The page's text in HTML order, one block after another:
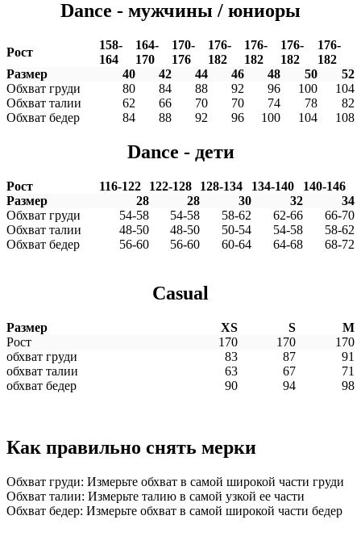
Dance - мужчины / юниоры
Рост
158-
164
164-
170
170-
176
176-
182
176-
182
176-
182
176-
182
Размер
40 42 44 46 48 50
52
Обхват груди
80 84 88 92 96 100
104
Обхват талии
62 66 70 70 74 78
82
Обхват бедер
84 88 92 96 100 104 108
Dance - дети
Рост 116-122 122-128 128-134 134-140
140-146
Размер
28 28 30 32
34
Обхват груди
54-58 54-58 58-62 62-66
66-70
Обхват талии
48-50 48-50 50-54 54-58
58-62
Обхват бедер
56-60 56-60 60-64 64-68 68-72
Casual
Размер XS S
M
Рост
170 170
170
обхват груди
83 87
91
обхват талии
63 67
71
обхват бедер
90 94 98
Как правильно снять мерки
Обхват груди: Измерьте обхват в самой широкой части груди
Обхват талии: Измерьте талию в самой узкой ее части
Обхват бедер: Измерьте обхват в самой широкой части бедер